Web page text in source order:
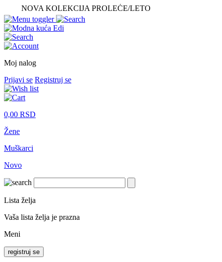
NOVA KOLEKCIJA PROLEĆE/LETO
Moj nalog
Prijavi se Registruj se
0,00 RSD
Žene
Muškarci
Novo
Lista želja
Vaša lista želja je prazna
Meni
registruj se